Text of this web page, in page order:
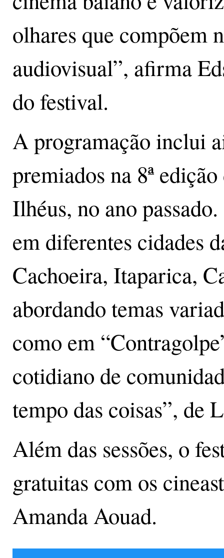
olhares que compõem
audiovisual”, afirma
do festival.
A programação inclui
premiados na 8ª
Ilhéus, no ano
em diferentes cidades
Cachoeira, Itaparica,
abordando temas
como em
cotidiano de
tempo das coisas”, de
Além das sessões, o
gratuitas com os
Amanda Aouad.